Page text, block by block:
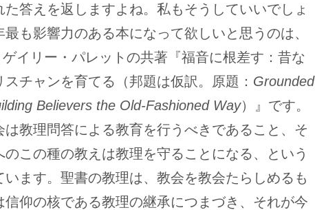
た答えを返しますよね。私もそうしていいでしょ
も影響力のある本になって欲しいと思うのは、
イリー・パレットの共著『福音に根差す：昔な
チャンを育てる（邦題は仮訳。原題： Grounded
Believers the Old-Fashioned Way）』です。
は教理問答による教育を行うべきであること、そ
のこの種の教えは教理を守ることになる、という
います。聖書の教理は、教会を教会たらしめるも
信仰の核である教理の継承につまづき、それが今